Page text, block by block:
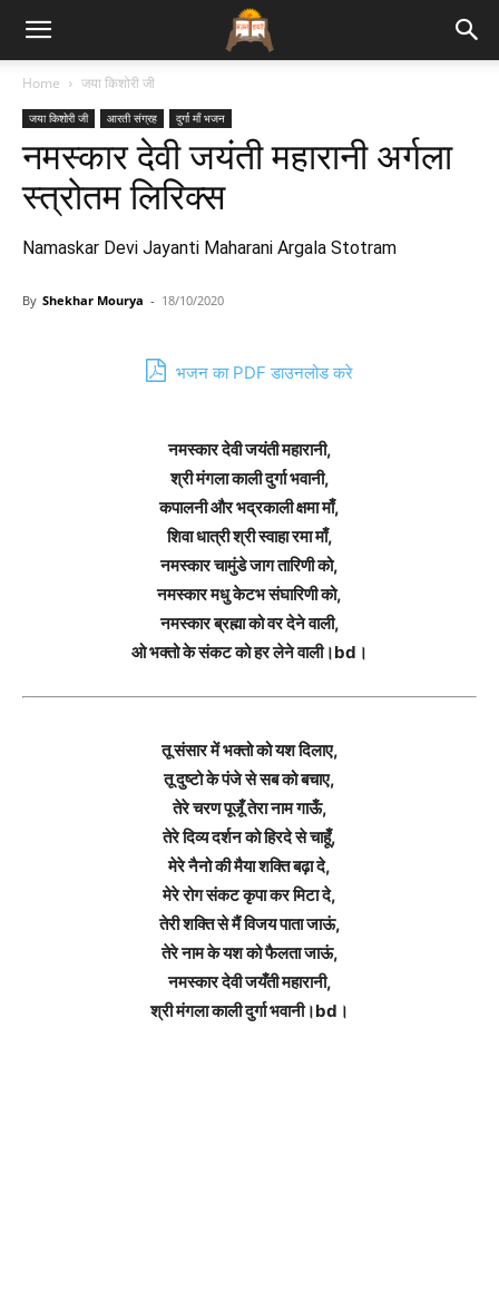
Bhajan
Lyrics
Home जया किशोरी जी
जया किशोरी जी आरती संग्रह दुर्गा माँ भजन
नमस्कार देवी जयंती महारानी अर्गला
स्त्रोतम लिरिक्स
Namaskar Devi Jayanti Maharani Argala Stotram
By Shekhar Mourya - 18/10/2020
भजन का PDF डाउनलोड करे
नमस्कार देवी जयंती महारानी,
श्री मंगला काली दुर्गा भवानी,
कपालनी और भद्रकाली क्षमा माँ,
शिवा धात्री श्री स्वाहा रमा माँ,
नमस्कार चामुंडे जाग तारिणी को,
नमस्कार मधु केटभ संघारिणी को,
नमस्कार ब्रह्मा को वर देने वाली,
ओ भक्तो के संकट को हर लेने वाली।bd।
तू संसार में भक्तो को यश दिलाए,
तू दुष्टो के पंजे से सब को बचाए,
तेरे चरण पूजूँ तेरा नाम गाऊँ,
तेरे दिव्य दर्शन को हिरदे से चाहूँ,
मेरे नैनो की मैया शक्ति बढ़ा दे,
मेरे रोग संकट कृपा कर मिटा दे,
तेरी शक्ति से मैं विजय पाता जाऊं,
तेरे नाम के यश को फैलता जाऊं,
नमस्कार देवी जयँती महारानी,
श्री मंगला काली दुर्गा भवानी।bd।